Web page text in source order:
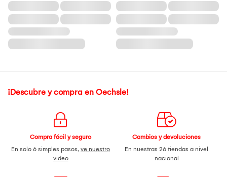
¡Descubre y compra en Oechsle!
Compra fácil y seguro
En solo 6 simples pasos, ve nuestro
video
Cambios y devoluciones
En nuestras 26 tiendas a nivel
nacional